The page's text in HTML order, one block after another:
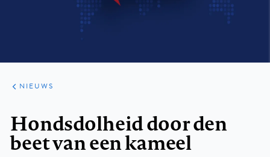
ARTIKELEN
HET
KORT
NIEUWS
Hondsdolheid door den
beet van een kameel